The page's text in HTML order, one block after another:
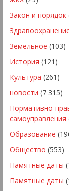
Закон и порядок
Здравоохранение
Земельное (103)
История (121)
Культура (261)
новости (7 315)
Нормативно-
самоуправления
Образование
Общество (553)
Памятные даты
Памятные даты